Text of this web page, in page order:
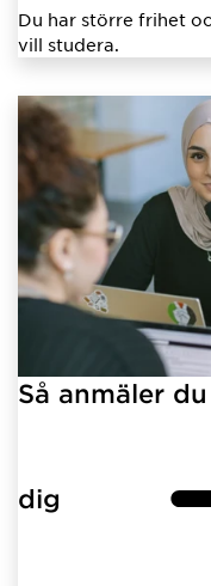
Du har större frihet
vill studera.
Så anmäler du
dig